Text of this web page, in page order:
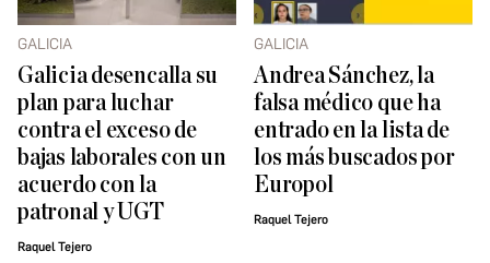
GALICIA
Galicia desencalla su
plan para luchar
contra el exceso de
bajas laborales con un
acuerdo con la
patronal y UGT
Raquel Tejero
GALICIA
Andrea Sánchez, la
falsa médico que ha
entrado en la lista de
los más buscados por
Europol
Raquel Tejero